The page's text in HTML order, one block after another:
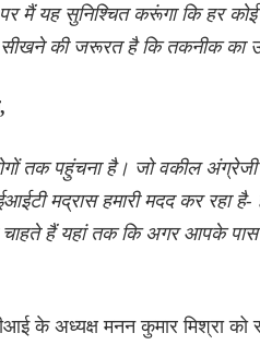
मैं यह सुनिश्चित करूंगा कि हर
की जरूरत है कि तकनीक का
तक पहुंचना है। जो वकील
मद्रास हमारी मदद कर रहा
हैं यहां तक कि अगर आपके पास
के अध्यक्ष मनन कुमार मिश्रा को